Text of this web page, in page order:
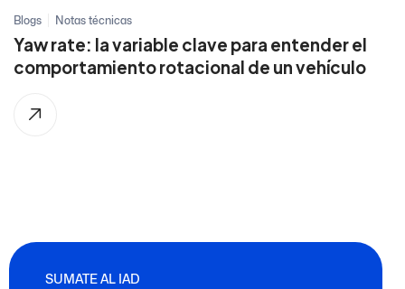
Blogs Notas técnicas
Yaw rate: la variable clave para entender el
comportamiento rotacional de un vehículo
SUMATE AL IAD